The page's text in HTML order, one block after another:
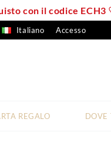
con il codice ECH3
Italiano Accesso
REGALO DOVE